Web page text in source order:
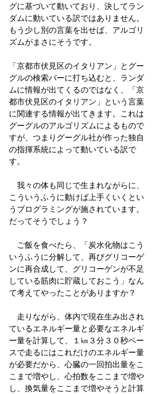
グに基づいて動いており、決してラン
ダムに動いている訳ではありません。
もう少し別の言葉を出せば、アルゴリ
ズムがまさにそうです。
「京都市伏見区のイタリアン」とグー
グルの検索バーに打ち込むと、ランダ
ムに情報が出てくるのではなく、「京
都市伏見区のイタリアン」という言葉
に関連する情報が出てきます。これは
グーグルのアルゴリズムによるもので
すが、つまりグーグル社が作った独自
の指揮系統によって動いている訳で
す。
我々の体も同じで生まれながらに、
こういうふうに動けば上手くいくとい
うプログラミングが施されています。
だってそうでしょう？
ご飯を食べたら、「炭水化物はこう
いうふうに分解して、再びグリコーゲ
ンに再合成して、グリコーゲンが不足
している筋肉に貯蔵しておこう」なん
て考えてやったことがありますか？
走りながら、体内で現在生み出され
ているエネルギー量と必要なエネルギ
ー量を計算して、１㎞３分３０秒ペー
スで走るにはこれだけのエネルギー量
が必要だから、心臓の一回拍出量をこ
こまで増やし、心拍数をここまで増や
し、換気量をここまで増やそうと計算